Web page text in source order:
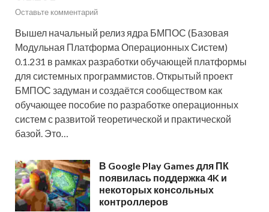
Оставьте комментарий
Вышел начальный релиз ядра БМПОС (Базовая
Модульная Платформа Операционных Систем)
0.1.231 в рамках разработки обучающей платформы
для системных программистов. Открытый проект
БМПОС задуман и создаётся сообществом как
обучающее пособие по разработке операционных
систем с развитой теоретической и практической
базой. Это…
В Google Play Games для ПК
появилась поддержка 4K и
некоторых консольных
контроллеров